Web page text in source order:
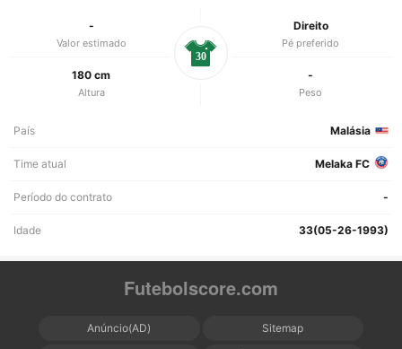
-
Valor estimado
Direito
Pé preferido
180 cm
Altura
-
Peso
30
País Malásia
Time atual Melaka FC
Período do contrato -
Idade 33(05-26-1993)
Futebolscore.com
Anúncio(AD) Sitemap